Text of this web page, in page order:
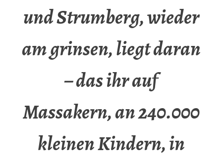
und Strumberg, wieder
am grinsen, liegt daran
– das ihr auf
Massakern, an 240.000
kleinen Kindern, in